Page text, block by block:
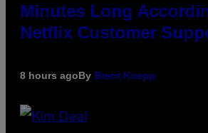
Minutes Long
Netflix Customer
8 hours agoBy Brent Koepp